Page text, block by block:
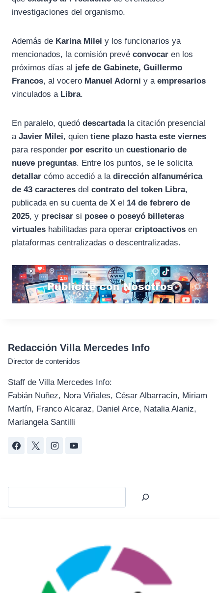
investigaciones del organismo.
Además de Karina Milei y los funcionarios ya
mencionados, la comisión prevé convocar en los
próximos días al jefe de Gabinete, Guillermo
Francos, al vocero Manuel Adorni y a empresarios
vinculados a Libra.
En paralelo, quedó descartadala citación presencial
a Javier Milei, quien tiene plazo hasta este viernes
para responder por escrito un cuestionario de
nueve preguntas. Entre los puntos, se le solicita
detallar cómo accedió a la dirección alfanumérica
de 43 caracteres del contrato del token Libra,
publicada en su cuenta de X el 14 de febrero de
2025, y precisar si posee o poseyó billeteras
virtuales habilitadas para operar criptoactivos en
plataformas centralizadas o descentralizadas.
Redacción Villa Mercedes Info
Director de contenidos
Staff de Villa Mercedes Info:
Fabián Nuñez, Nora Viñales, César Albarracín, Miriam
Martín, Franco Alcaraz, Daniel Arce, Natalia Alaniz,
Mariangela Santilli